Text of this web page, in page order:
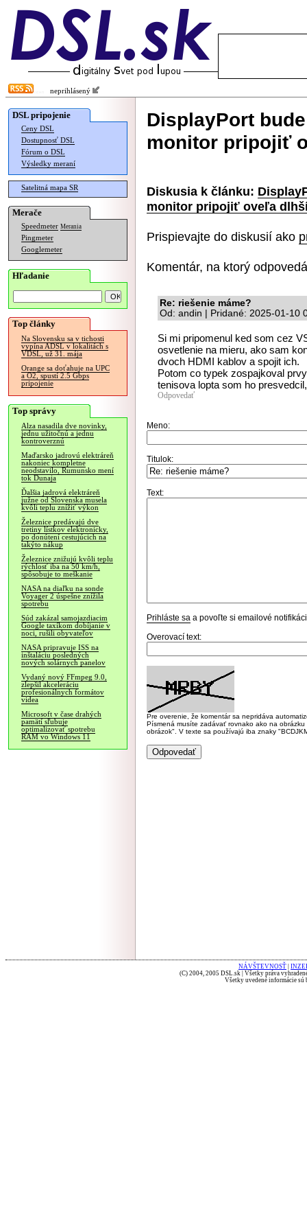
neprihlásený
DSL pripojenie
Ceny DSL
Dostupnosť DSL
Fórum o DSL
Výsledky meraní
Satelitná mapa SR
Merače
Speedmeter Merania
Pingmeter
Googlemeter
Hľadanie
Top články
Na Slovensku sa v tichosti
vypína ADSL v lokalitách s
VDSL, už 31. mája
Orange sa doťahuje na UPC
a O2, spustí 2.5 Gbps
pripojenie
Top správy
Alza nasadila dve novinky,
jednu užitočnú a jednu
kontroverznú
Maďarsko jadrovú elektráreň
nakoniec kompletne
neodstavilo, Rumunsko mení
tok Dunaja
Ďalšia jadrová elektráreň
južne od Slovenska musela
kvôli teplu znížiť výkon
Železnice predávajú dve
tretiny lístkov elektronicky,
po donútení cestujúcich na
takýto nákup
Železnice znižujú kvôli teplu
rýchlosť iba na 50 km/h,
spôsobuje to meškanie
NASA na diaľku na sonde
Voyager 2 úspešne znížila
spotrebu
Súd zakázal samojazdiacim
Google taxíkom dobíjanie v
noci, rušili obyvateľov
NASA pripravuje ISS na
inštaláciu posledných
nových solárnych panelov
Vydaný nový FFmpeg 9.0,
zlepšil akceleráciu
profesionálnych formátov
videa
Microsoft v čase drahých
pamätí sľubuje
optimalizovať spotrebu
RAM vo Windows 11
DisplayPort
monitor pripojiť
Diskusia k článku:
monitor pripojiť oveľa
Prispievajte do diskusií ako
Komentár, na ktorý
Re: riešenie máme?
Od: andin | Pridané: 2025-01-10
Si mi pripomenul ked som cez
osvetlenie na mieru, ako sam
dvoch HDMI kablov a spojit ich.
Potom co typek zospajkoval
tenisova lopta som ho
Odpovedať
Meno:
Titulok:
Text:
Prihláste sa a povoľte si emailové
Overovací text:
Pre overenie, že komentár sa nepridáva
Písmená musíte zadávať rovnako ako na
obrázok". V texte sa používajú iba znaky
NÁVŠTEVNOSŤ
(C) 2004, 2005 DSL.sk | Všetky práva
Všetky uvedené informácie sú